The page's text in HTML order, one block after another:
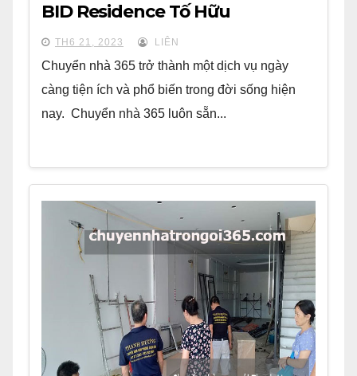
BID Residence Tố Hữu
TH6 21, 2023 LIÊN
Chuyển nhà 365 trở thành một dịch vụ ngày
càng tiện ích và phổ biến trong đời sống hiện
nay. Chuyển nhà 365 luôn sẵn...